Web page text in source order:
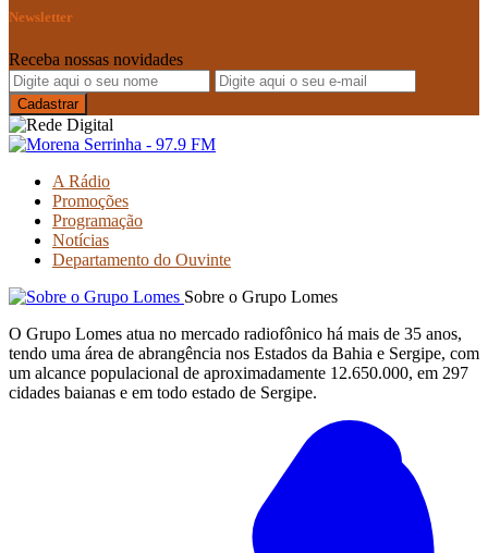
Newsletter
Receba nossas novidades
A Rádio
Promoções
Programação
Notícias
Departamento do Ouvinte
Sobre o Grupo Lomes
O Grupo Lomes atua no mercado radiofônico há mais de 35 anos,
tendo uma área de abrangência nos Estados da Bahia e Sergipe, com
um alcance populacional de aproximadamente 12.650.000, em 297
cidades baianas e em todo estado de Sergipe.